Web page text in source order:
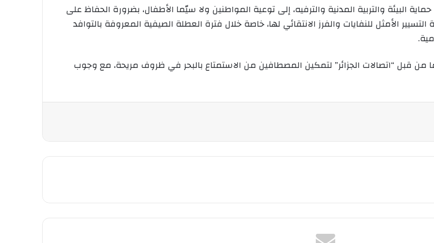
ن
ي
ا
البيئة والتربية المدنية والترفيه، إلى توعية المواطنين ولا سيّما الأطفال، بضرورة الحفاظ على
الأمثل للنفايات والفرز الانتقائي لها، خاصة خلال فترة العطلة الصيفية المعروفة بالتوافد
من قبل “اتصالات الجزائر” لتمكين المصطافين من الاستمتاع بالبحر في ظروف مريحة، مع وجوب